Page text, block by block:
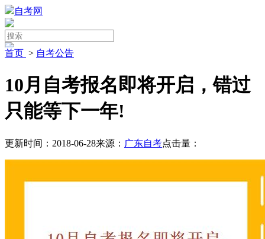
自考网
首页 > 自考公告
10月自考报名即将开启，错过
只能等下一年!
更新时间：2018-06-28来源： 广东自考点击量：